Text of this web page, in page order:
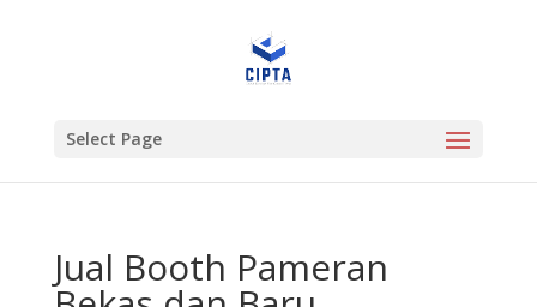
Select Page
Jual Booth Pameran